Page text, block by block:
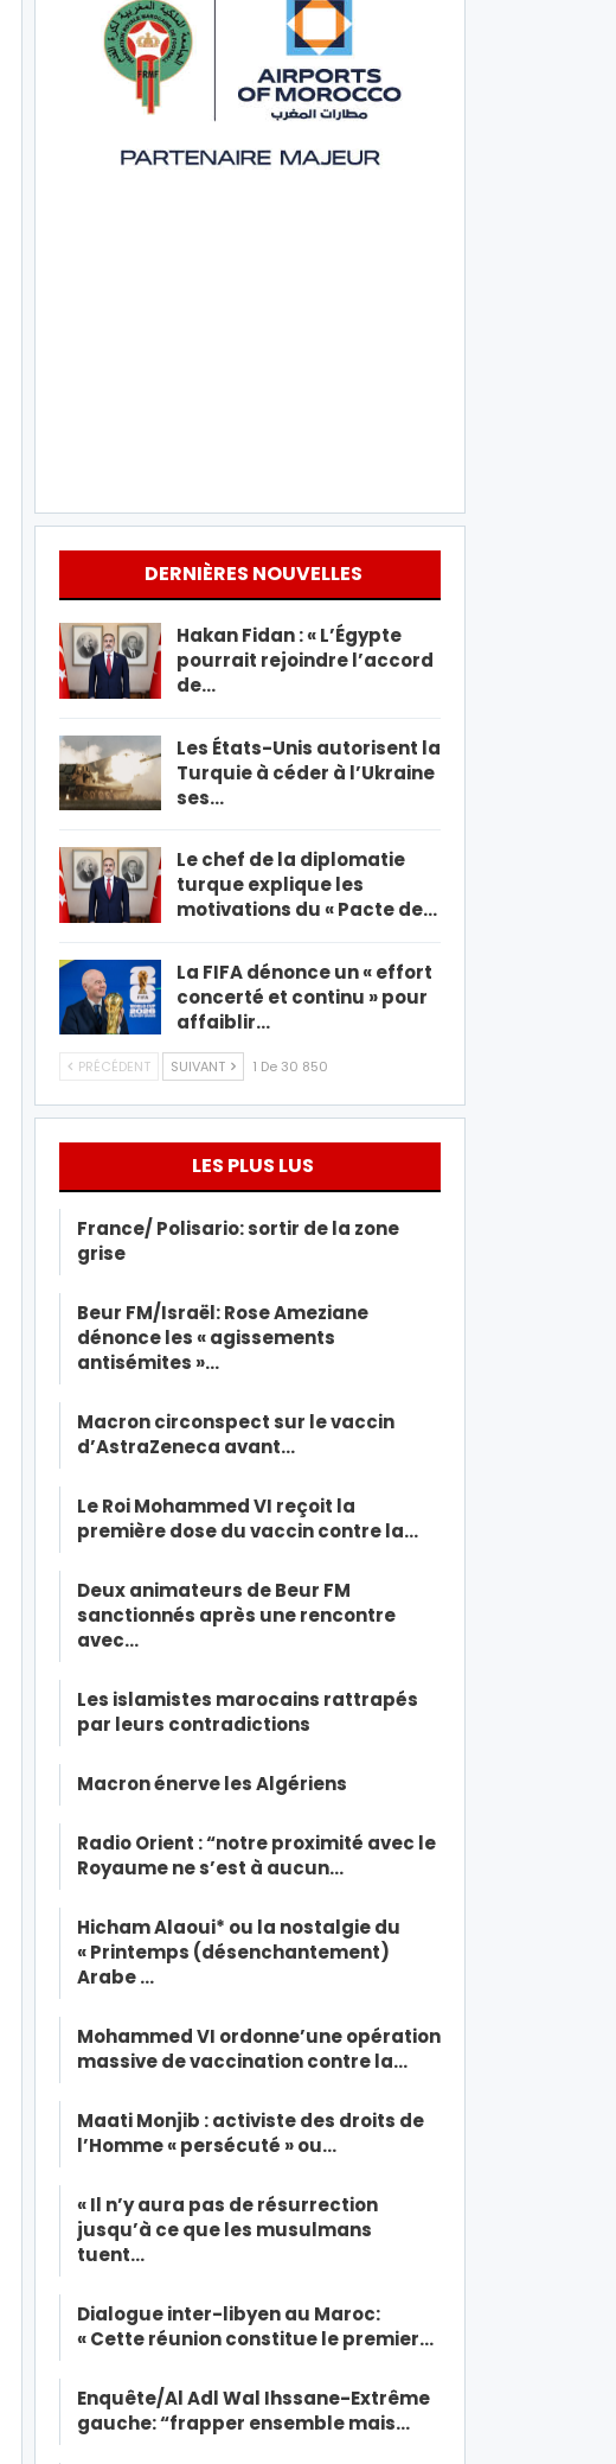
DERNIÈRES NOUVELLES
Hakan Fidan : « L’Égypte
pourrait rejoindre l’accord
de…
Les États-Unis autorisent la
Turquie à céder à l’Ukraine
ses…
Le chef de la diplomatie
turque explique les
motivations du « Pacte de…
La FIFA dénonce un « effort
concerté et continu » pour
affaiblir…
PRÉCÉDENT SUIVANT 1 De 30 850
LES PLUS LUS
France/ Polisario: sortir de la zone
grise
Beur FM/Israël: Rose Ameziane
dénonce les « agissements
antisémites »…
Macron circonspect sur le vaccin
d’AstraZeneca avant…
Le Roi Mohammed VI reçoit la
première dose du vaccin contre la…
Deux animateurs de Beur FM
sanctionnés après une rencontre
avec…
Les islamistes marocains rattrapés
par leurs contradictions
Macron énerve les Algériens
Radio Orient : “notre proximité avec le
Royaume ne s’est à aucun…
Hicham Alaoui* ou la nostalgie du
« Printemps (désenchantement)
Arabe …
Mohammed VI ordonne’une opération
massive de vaccination contre la…
Maati Monjib : activiste des droits de
l’Homme « persécuté » ou…
« Il n’y aura pas de résurrection
jusqu’à ce que les musulmans
tuent…
Dialogue inter-libyen au Maroc:
« Cette réunion constitue le premier…
Enquête/Al Adl Wal Ihssane-Extrême
gauche: “frapper ensemble mais…